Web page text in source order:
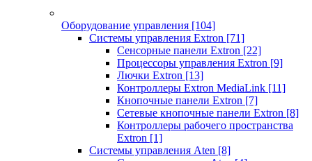
Оборудование управления [104]
Системы управления Extron [71]
Сенсорные панели Extron [22]
Процессоры управления Extron [9]
Лючки Extron [13]
Контроллеры Extron MediaLink [11]
Кнопочные панели Extron [7]
Сетевые кнопочные панели Extron [8]
Контроллеры рабочего пространства
Extron [1]
Системы управления Aten [8]